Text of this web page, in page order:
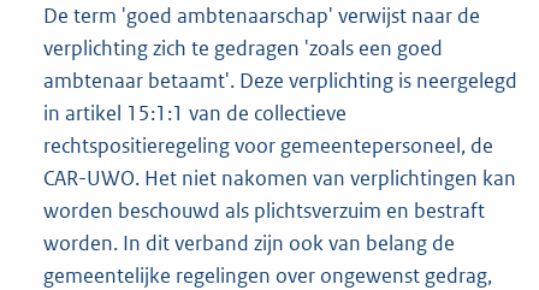
De term 'goed ambtenaarschap' verwijst naar de
verplichting zich te gedragen 'zoals een goed
ambtenaar betaamt'. Deze verplichting is neergelegd
in artikel 15:1:1 van de collectieve
rechtspositieregeling voor gemeentepersoneel, de
CAR-UWO. Het niet nakomen van verplichtingen kan
worden beschouwd als plichtsverzuim en bestraft
worden. In dit verband zijn ook van belang de
gemeentelijke regelingen over ongewenst gedrag,